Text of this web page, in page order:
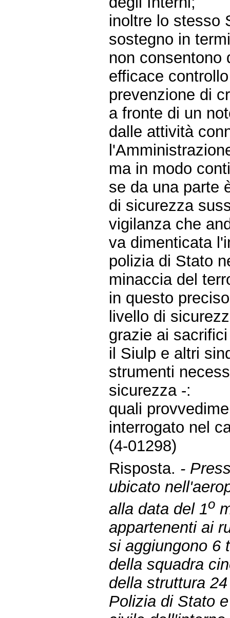
inoltre lo stesso
sostegno in
non consentono
efficace
prevenzione di
a fronte di un
dalle attività
ma in modo
se da una parte
di sicurezza
vigilanza che
va dimenticata
polizia di Stato
minaccia del
in questo
livello di
grazie ai
il Siulp e altri
strumenti
sicurezza -:
quali
interrogato nel
(4-01298)
Risposta. -
ubicato
alla data del 1o
appartenenti ai
si aggiungono 6
della squadra
della struttura
Polizia di Stato